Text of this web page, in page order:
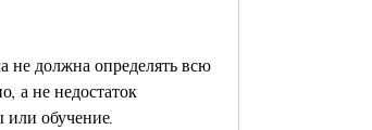
не должна определять всю
а не недостаток
или обучение.